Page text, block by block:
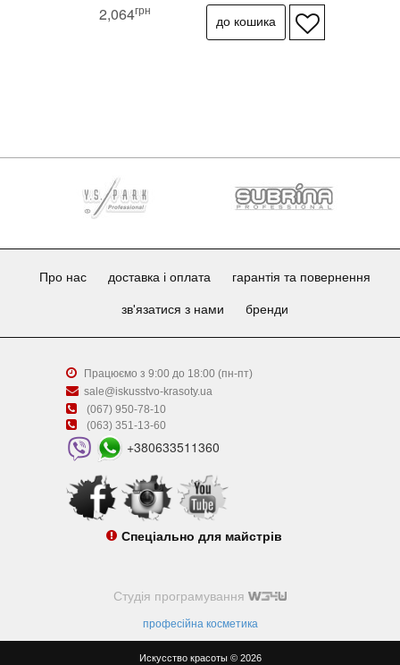
2,064грн
Про нас доставка і оплата гарантія та повернення
зв'язатися з нами бренди
Працюємо з 9:00 до 18:00 (пн-пт)
sale@iskusstvo-krasoty.ua
(067) 950-78-10
(063) 351-13-60
+380633511360
Спеціально для майстрів
Студія програмування
професійна косметика
Искусство красоты © 2026